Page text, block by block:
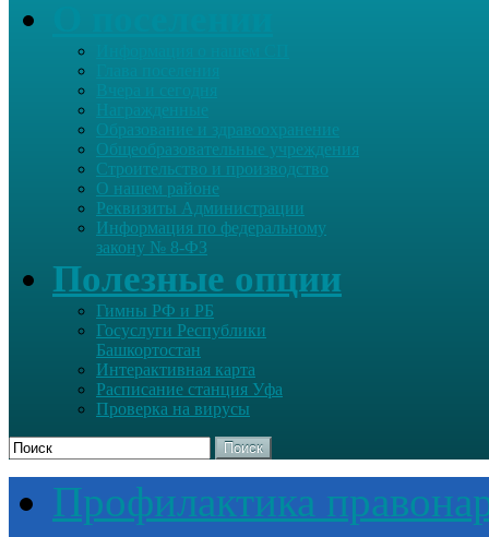
Награжденные
Образование и здравоохранение
Общеобразовательные учреждения
Строительство и производство
О нашем районе
Реквизиты Администрации
Информация по федеральному
закону № 8-ФЗ
Полезные опции
Гимны РФ и РБ
Госуслуги Республики
Башкортостан
Интерактивная карта
Расписание станция Уфа
Проверка на вирусы
Поиск
Профилактика